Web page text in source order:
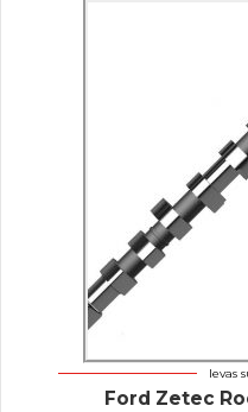
levas
Ford Zetec